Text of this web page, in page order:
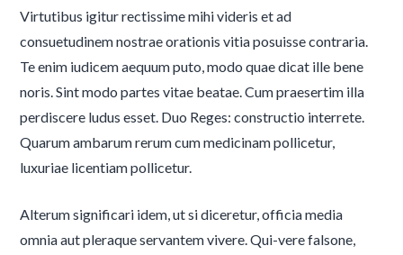
Virtutibus igitur rectissime mihi videris et ad
consuetudinem nostrae orationis vitia posuisse contraria.
Te enim iudicem aequum puto, modo quae dicat ille bene
noris. Sint modo partes vitae beatae. Cum praesertim illa
perdiscere ludus esset. Duo Reges: constructio interrete.
Quarum ambarum rerum cum medicinam pollicetur,
luxuriae licentiam pollicetur.
Alterum significari idem, ut si diceretur, officia media
omnia aut pleraque servantem vivere. Qui-vere falsone,